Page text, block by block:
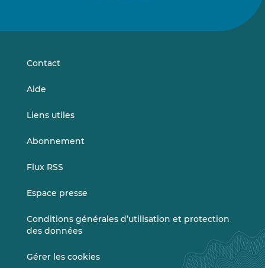
sursur
Contact
Aide
Liens utiles
Abonnement
Flux RSS
Espace presse
Conditions générales d’utilisation et protection
des données
Gérer les cookies